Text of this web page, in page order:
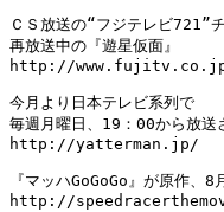
ＣＳ放送の“フジテレビ721”
再放送中の『遊星仮面』
http://www.fujitv.co.jp/
今月より日本テレビ系列で
毎週月曜日、19：00から放送
http://yatterman.jp/
『マッハGoGoGo』が原作、8
http://